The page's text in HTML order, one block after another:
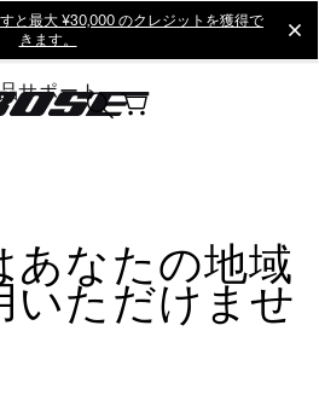
と最大 ¥30,000 のクレジットを獲得で
きます。
サポート
あなたの地域
いただけませ